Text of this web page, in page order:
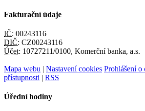
Fakturační údaje
IČ: 00243116
DIČ: CZ00243116
Účet: 10727211/0100, Komerční banka, a.s.
Mapa webu | Nastavení cookies Prohlášení o
přístupnosti | RSS
Úřední hodiny